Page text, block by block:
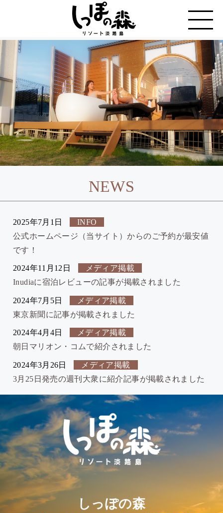
NEWS
2025年7月1日
INFO
公式ホームページ（当サイト）からのご予約が最安値
です！
2024年11月12日
メディア掲載
Inudiaに宿泊レビューの記事が掲載されました
2024年7月5日
メディア掲載
東京新聞に記事が掲載されました
2024年4月4日
メディア掲載
朝日マリオン・コムで紹介されました
2024年3月26日
メディア掲載
3月25日発売の週刊大衆に紹介記事が掲載されました
しっぽの森